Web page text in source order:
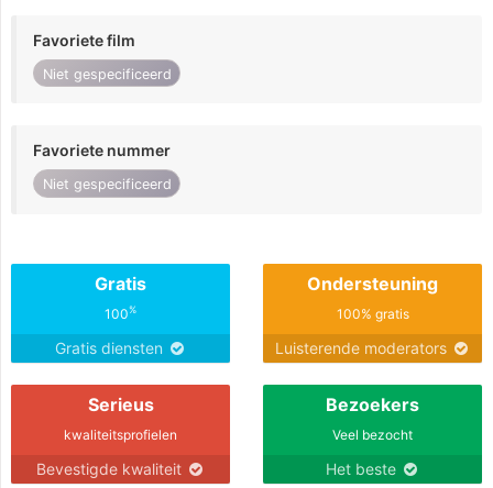
Favoriete film
Niet gespecificeerd
Favoriete nummer
Niet gespecificeerd
Gratis
100%
Gratis diensten
Ondersteuning
100% gratis
Luisterende moderators
Serieus
kwaliteitsprofielen
Bevestigde kwaliteit
Bezoekers
Veel bezocht
Het beste